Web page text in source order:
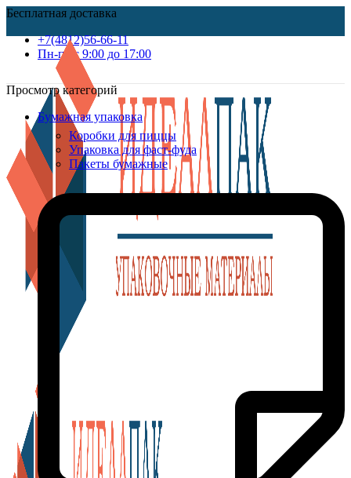
Бесплатная доставка
+7(4812)56-66-11
Пн-пт c 9:00 до 17:00
Просмотр категорий
Бумажная упаковка
Коробки для пиццы
Упаковка для фаст-фуда
Пакеты бумажные